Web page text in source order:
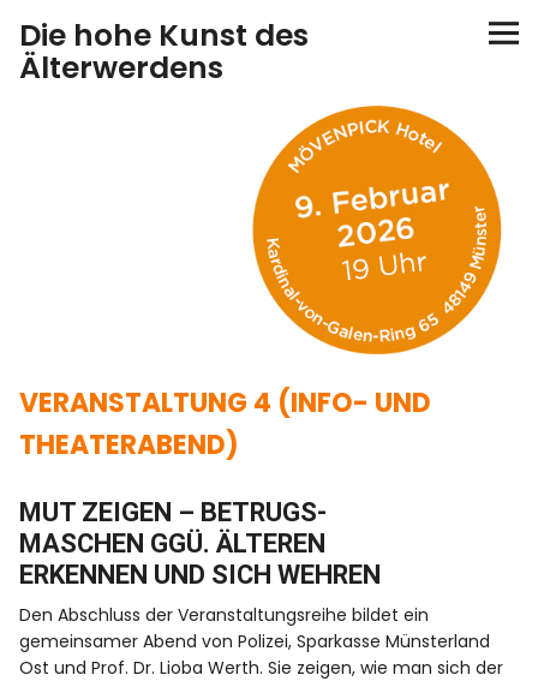
Die hohe Kunst des
Älterwerdens
VERANSTALTUNG 2 (PODIUMSGESPRÄCH)
VERANSTALTUNG 4 (INFO- UND THEATERABEND)
Online-Anmeldung
VERANSTALTUNG 4 (INFO- UND
THEATERABEND)
MUT ZEIGEN – BETRUGS-
MASCHEN GGÜ. ÄLTEREN
ERKENNEN UND SICH WEHREN
Den Abschluss der Veranstaltungsreihe bildet ein
gemeinsamer Abend von Polizei, Sparkasse Münsterland
Ost und Prof. Dr. Lioba Werth. Sie zeigen, wie man sich der